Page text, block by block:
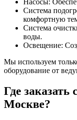
Насосы:
Система
комфортную
Система
воды.
Освещение:
Мы используем
оборудование от
Где заказать
Москве?